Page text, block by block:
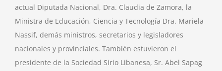
actual Diputada Nacional, Dra. Claudia de Zamora, la
Ministra de Educación, Ciencia y Tecnología Dra. Mariela
Nassif, demás ministros, secretarios y legisladores
nacionales y provinciales. También estuvieron el
presidente de la Sociedad Sirio Libanesa, Sr. Abel Sapag